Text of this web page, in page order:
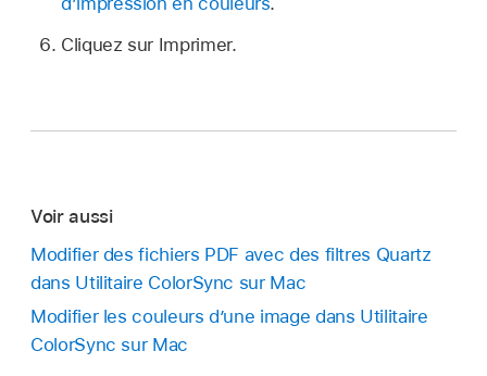
Cliquez sur Imprimer.
Voir aussi
Modifier des fichiers PDF avec des filtres Quartz
dans Utilitaire ColorSync sur Mac
Modifier les couleurs d’une image dans Utilitaire
ColorSync sur Mac